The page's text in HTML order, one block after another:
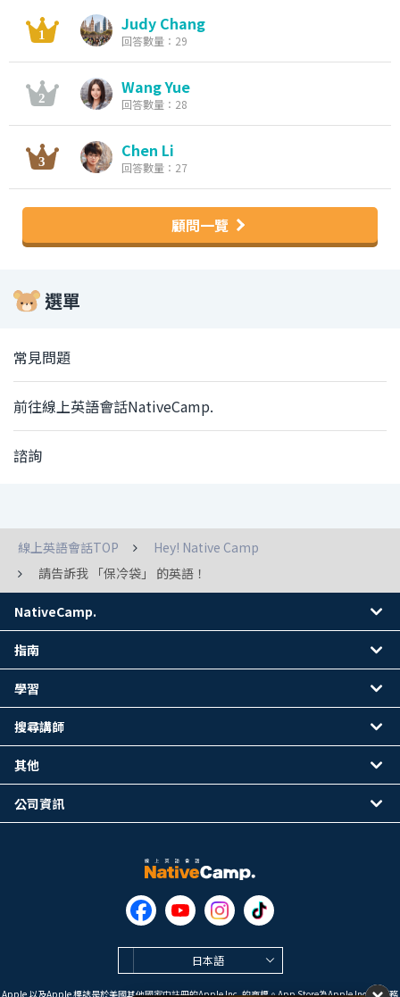
Judy Chang
回答數量：29
Wang Yue
回答數量：28
Chen Li
回答數量：27
顧問一覽
選單
常見問題
前往線上英語會話NativeCamp.
諮詢
線上英語會話TOP
Hey! Native Camp
請告訴我 「保冷袋」 的英語！
日本語
Apple 以及Apple 標誌是於美國其他國家中註冊的Apple Inc. 的商標。App Store為Apple Inc. 的服務
NativeCamp.
指南
學習
搜尋講師
其他
公司資訊